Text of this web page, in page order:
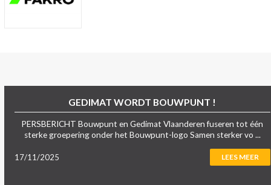
GEDIMAT WORDT BOUWPUNT !
PERSBERICHT Bouwpunt en Gedimat Vlaanderen fuseren tot één
sterke groepering onder het Bouwpunt-logo Samen sterker vo ...
17/11/2025 LEES MEER